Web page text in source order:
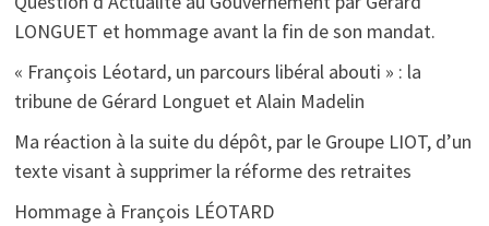
LONGUET et hommage avant la fin de son mandat.
« François Léotard, un parcours libéral abouti » : la
tribune de Gérard Longuet et Alain Madelin
Ma réaction à la suite du dépôt, par le Groupe LIOT, d’un
texte visant à supprimer la réforme des retraites
Hommage à François LÉOTARD